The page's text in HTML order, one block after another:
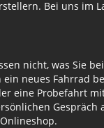
Bei uns im
nicht, was Sie
neues Fahrrad
eine Probefahrt
Gespräch